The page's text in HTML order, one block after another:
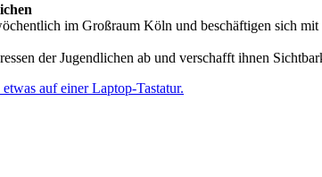
im Großraum Köln und beschäftigen sich
der Jugendlichen ab und verschafft ihnen